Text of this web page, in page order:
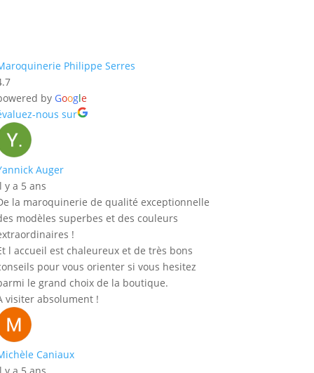
Philippe Serres
by Google
nous sur
Auger
y a 5 ans
la maroquinerie de qualité exceptionnelle
modèles superbes et des couleurs
!
l accueil est chaleureux et de très bons
pour vous orienter si vous hesitez
le grand choix de la boutique.
visiter absolument !
Caniaux